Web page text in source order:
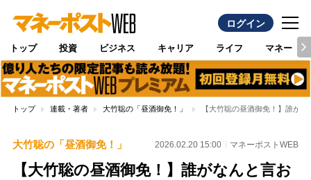
ログイン
トップ 投資 ビジネス キャリア ライフ マネー
トップ 連載・著者 大竹聡の「昼酒御免！」 【大竹聡の昼酒御免！】誰が
大竹聡の「昼酒御免！」 2026.02.20 15:00 マネーポストWEB
【大竹聡の昼酒御免！】誰がなんと言お